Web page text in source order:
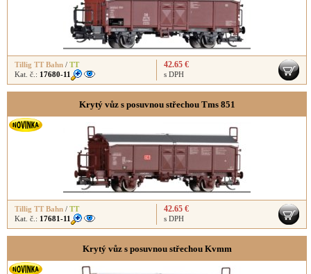
Tillig TT Bahn / TT
Kat. č.: 17680-11
42.65 €
s DPH
Krytý vůz s posuvnou střechou Tms 851
Tillig TT Bahn / TT
Kat. č.: 17681-11
42.65 €
s DPH
Krytý vůz s posuvnou střechou Kvmm